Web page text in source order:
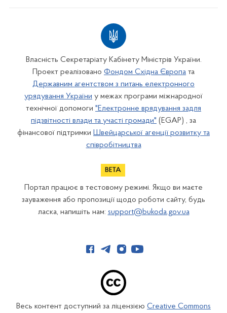
Власність Секретаріату Кабінету Міністрів України.
Проект реалізовано Фондом Східна Європа та
Державним агентством з питань електронного
урядування України у межах програми міжнародної
технічної допомоги "Електронне врядування задля
підзвітності влади та участі громади" (EGAP) , за
фінансової підтримки Швейцарської агенції розвитку та
співробітництва
Портал працює в тестовому режимі. Якщо ви маєте
зауваження або пропозиції щодо роботи сайту, будь
ласка, напишіть нам: support@bukoda.gov.ua
Весь контент доступний за ліцензією Creative Commons